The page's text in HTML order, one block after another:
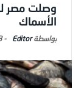
وصلت مصر
الأسماك
Editor
-